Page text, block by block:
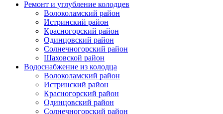
Ремонт и углубление колодцев
Волоколамский район
Истринский район
Красногорский район
Одинцовский район
Солнечногорский район
Шаховской район
Водоснабжение из колодца
Волоколамский район
Истринский район
Красногорский район
Одинцовский район
Солнечногорский район